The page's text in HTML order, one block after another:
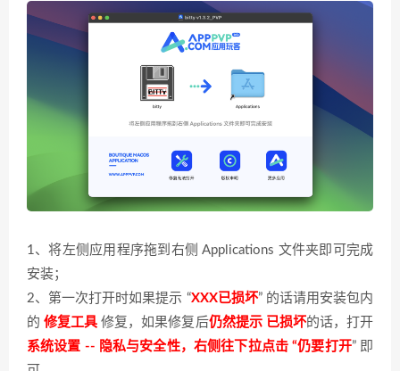
1、将左侧应用程序拖到右侧 Applications 文件夹即可完成
安装；
2、第一次打开时如果提示 “XXX已损坏” 的话请用安装包内
的修复工具修复，如果修复后仍然提示 已损坏的话，打开
系统设置 -- 隐私与安全性，右侧往下拉点击 “仍要打开” 即